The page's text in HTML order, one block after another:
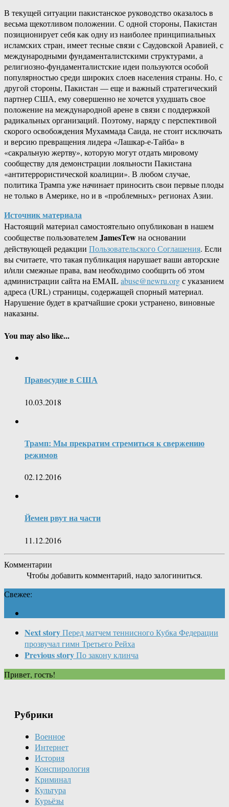
В текущей ситуации пакистанское руководство оказалось в
весьма щекотливом положении. С одной стороны, Пакистан
позиционирует себя как одну из наиболее принципиальных
исламских стран, имеет тесные связи с Саудовской Аравией, с
международными фундаменталистскими структурами, а
религиозно-фундаменталистские идеи пользуются особой
популярностью среди широких слоев населения страны. Но, с
другой стороны, Пакистан — еще и важный стратегический
партнер США, ему совершенно не хочется ухудшать свое
положение на международной арене в связи с поддержкой
радикальных организаций. Поэтому, наряду с перспективой
скорого освобождения Мухаммада Саида, не стоит исключать
и версию превращения лидера «Лашкар-е-Тайба» в
«сакральную жертву», которую могут отдать мировому
сообществу для демонстрации лояльности Пакистана
«антитеррористической коалиции». В любом случае,
политика Трампа уже начинает приносить свои первые плоды
не только в Америке, но и в «проблемных» регионах Азии.
Источник материала
Настоящий материал самостоятельно опубликован в нашем
сообществе пользователемJamesTewна основании
действующей редакции Пользовательского Соглашения. Если
вы считаете, что такая публикация нарушает ваши авторские
и/или смежные права, вам необходимо сообщить об этом
администрации сайта на EMAILabuse@newru.orgс указанием
адреса (URL) страницы, содержащей спорный материал.
Нарушение будет в кратчайшие сроки устранено, виновные
наказаны.
You may also like...
Правосудие в США
10.03.2018
Трамп: Мы прекратим стремиться к свержению
режимов
02.12.2016
Йемен рвут на части
11.12.2016
Комментарии
Чтобы добавить комментарий, надо залогиниться.
Свежее:
Next storyПеред матчем теннисного Кубка Федерации
прозвучал гимн Третьего Рейха
Previous storyПо закону клинча
Привет, гость!
Рубрики
Военное
Интернет
История
Конспирология
Криминал
Культура
Курьёзы